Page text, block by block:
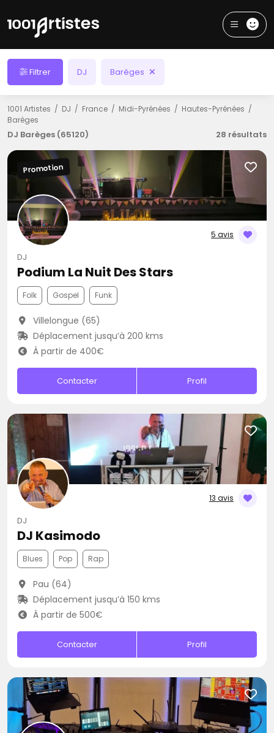
Filtrer DJ Barèges
1001 Artistes DJ France Midi-Pyrénées
Hautes-Pyrénées
Barèges
DJ Barèges (65120) 28 résultats
5 avis
Promotion
DJ
Podium La Nuit Des Stars
Folk Gospel Funk
Villelongue (65)
Déplacement jusqu’à 200 kms
À partir de 400€
Contacter Profil
13 avis
DJ
DJ Kasimodo
Blues Pop Rap
Pau (64)
Déplacement jusqu’à 150 kms
À partir de 500€
Contacter Profil